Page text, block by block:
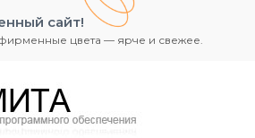
сайт!
цвета — ярче и свежее.